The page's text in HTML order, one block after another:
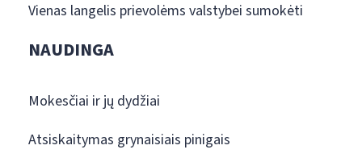
Vienas langelis prievolėms valstybei sumokėti
NAUDINGA
Mokesčiai ir jų dydžiai
Atsiskaitymas grynaisiais pinigais